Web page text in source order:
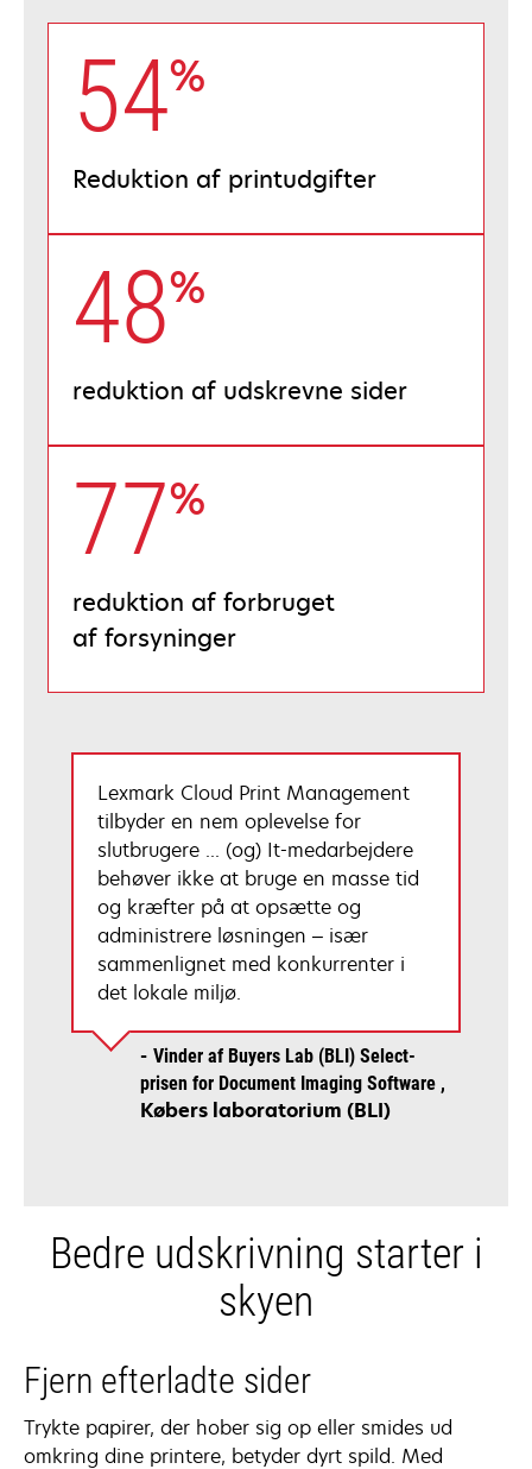
%
54
Reduktion af printudgifter
%
48
reduktion af udskrevne sider
%
77
reduktion af forbruget
af forsyninger
Lexmark Cloud Print Management
tilbyder en nem oplevelse for
slutbrugere ... (og) It-medarbejdere
behøver ikke at bruge en masse tid
og kræfter på at opsætte og
administrere løsningen – især
sammenlignet med konkurrenter i
det lokale miljø.
Vinder af Buyers Lab (BLI) Select-
prisen for Document Imaging Software
Købers laboratorium (BLI)
Bedre udskrivning starter i
skyen
Fjern efterladte sider
Trykte papirer, der hober sig op eller smides ud
omkring dine printere, betyder dyrt spild. Med